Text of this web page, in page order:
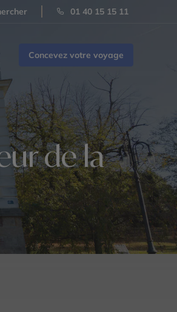
01 40 15 15 11
Concevez votre voyage
de la